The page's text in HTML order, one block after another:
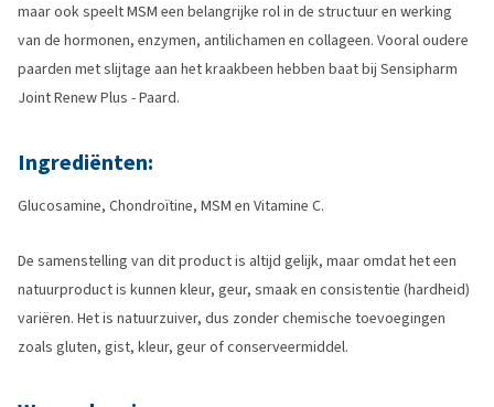
maar ook speelt MSM een belangrijke rol in de structuur en werking
van de hormonen, enzymen, antilichamen en collageen. Vooral oudere
paarden met slijtage aan het kraakbeen hebben baat bij Sensipharm
Joint Renew Plus - Paard.
Ingrediënten:
Glucosamine, Chondroïtine, MSM en Vitamine C.
De samenstelling van dit product is altijd gelijk, maar omdat het een
natuurproduct is kunnen kleur, geur, smaak en consistentie (hardheid)
variëren. Het is natuurzuiver, dus zonder chemische toevoegingen
zoals gluten, gist, kleur, geur of conserveermiddel.